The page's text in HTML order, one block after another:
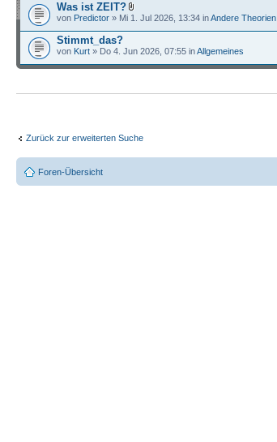
Was ist ZEIT?
von Predictor » Mi 1. Jul 2026, 13:34 inAndere Theorien
Stimmt_das?
von Kurt » Do 4. Jun 2026, 07:55 inAllgemeines
Zurück zur erweiterten Suche
Foren-Übersicht